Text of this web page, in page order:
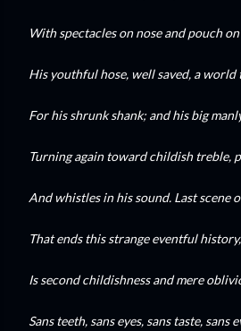
With spectacles on nose and pouch on
His youthful hose, well saved, a world
For his shrunk shank; and his big
Turning again toward childish treble,
And whistles in his sound. Last scene
That ends this strange eventful history,
Is second childishness and mere
Sans teeth, sans eyes, sans taste, sans